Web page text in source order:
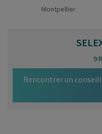
Montpellier
9
Rencontrer un